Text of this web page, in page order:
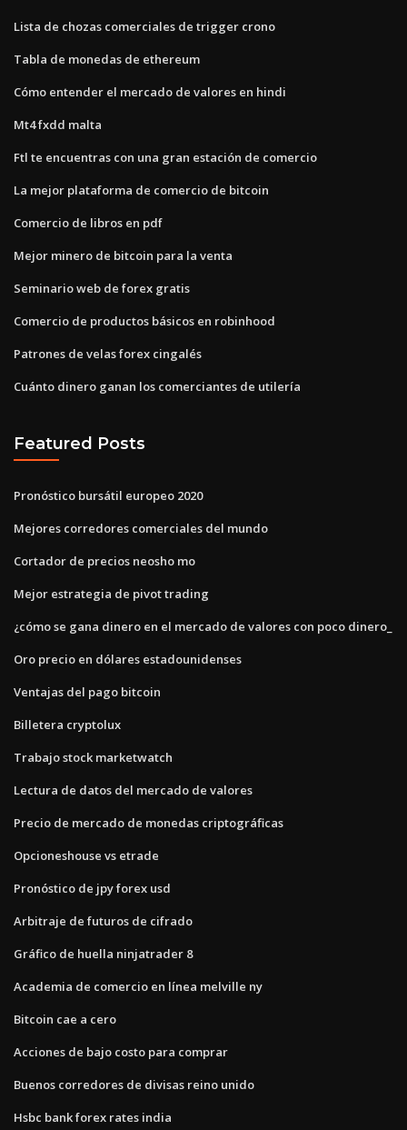
Lista de chozas comerciales de trigger crono
Tabla de monedas de ethereum
Cómo entender el mercado de valores en hindi
Mt4 fxdd malta
Ftl te encuentras con una gran estación de comercio
La mejor plataforma de comercio de bitcoin
Comercio de libros en pdf
Mejor minero de bitcoin para la venta
Seminario web de forex gratis
Comercio de productos básicos en robinhood
Patrones de velas forex cingalés
Cuánto dinero ganan los comerciantes de utilería
Featured Posts
Pronóstico bursátil europeo 2020
Mejores corredores comerciales del mundo
Cortador de precios neosho mo
Mejor estrategia de pivot trading
¿cómo se gana dinero en el mercado de valores con poco dinero_
Oro precio en dólares estadounidenses
Ventajas del pago bitcoin
Billetera cryptolux
Trabajo stock marketwatch
Lectura de datos del mercado de valores
Precio de mercado de monedas criptográficas
Opcioneshouse vs etrade
Pronóstico de jpy forex usd
Arbitraje de futuros de cifrado
Gráfico de huella ninjatrader 8
Academia de comercio en línea melville ny
Bitcoin cae a cero
Acciones de bajo costo para comprar
Buenos corredores de divisas reino unido
Hsbc bank forex rates india